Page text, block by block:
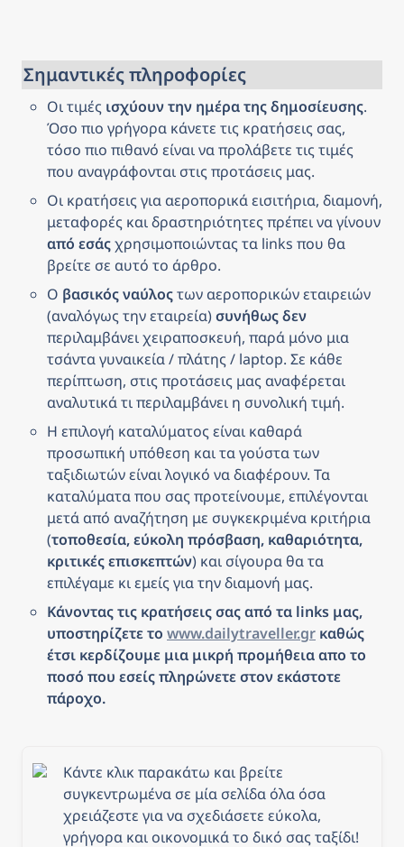
Σημαντικές πληροφορίες
Οι τιμές ισχύουν την ημέρα της δημοσίευσης.
Όσο πιο γρήγορα κάνετε τις κρατήσεις σας,
τόσο πιο πιθανό είναι να προλάβετε τις τιμές
που αναγράφονται στις προτάσεις μας.
Οι κρατήσεις για αεροπορικά εισιτήρια, διαμονή,
από εσάς χρησιμοποιώντας τα links που θα
βρείτε σε αυτό το άρθρο.
Ο βασικός ναύλος των αεροπορικών εταιρειών
(αναλόγως την εταιρεία) συνήθως δεν
περιλαμβάνει χειραποσκευή, παρά μόνο μια
τσάντα γυναικεία / πλάτης / laptop. Σε κάθε
περίπτωση, στις προτάσεις μας αναφέρεται
αναλυτικά τι περιλαμβάνει η συνολική τιμή.
Η επιλογή καταλύματος είναι καθαρά
προσωπική υπόθεση και τα γούστα των
ταξιδιωτών είναι λογικό να διαφέρουν. Τα
καταλύματα που σας προτείνουμε, επιλέγονται
μετά από αναζήτηση με συγκεκριμένα κριτήρια
(τοποθεσία, εύκολη πρόσβαση, καθαριότητα,
κριτικές επισκεπτών) και σίγουρα θα τα
επιλέγαμε κι εμείς για την διαμονή μας.
Κάνοντας τις κρατήσεις σας από τα links μας,
υποστηρίζετε το www.dailytraveller.gr καθώς
έτσι κερδίζουμε μια μικρή προμήθεια απο το
ποσό που εσείς πληρώνετε στον εκάστοτε
πάροχο.
Κάντε κλικ παρακάτω και βρείτε
συγκεντρωμένα σε μία σελίδα όλα όσα
χρειάζεστε για να σχεδιάσετε εύκολα,
γρήγορα και οικονομικά το δικό σας ταξίδι!